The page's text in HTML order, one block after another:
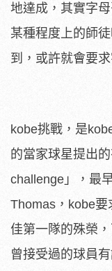
地達成，其實字
某種程度上的師
到，或許就會要
kobe挑戰，是
的當家球星提出
challenge」，最
Thomas，kobe
佳第一隊的殊榮
曾接受過的球員